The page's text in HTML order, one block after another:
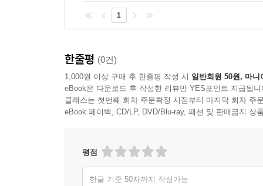
1
한줄평 (0건)
1,000원 이상 구매 후 한줄평 작성 시 일반회원 50원, 마니
eBook은 다운로드 후 작성한 리뷰만 YES포인트 지급됩니
클래스는 첫번째 회차 주문확정 시점부터 마지막 회차 주
eBook 페이백, CD/LP, DVD/Blu-ray, 패션 및 판매금지 상
평점
한글 기준 50자까지 작성가능